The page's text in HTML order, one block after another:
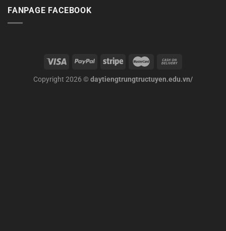
FANPAGE FACEBOOK
Copyright 2026 ©daytiengtrungtructuyen.edu.vn/